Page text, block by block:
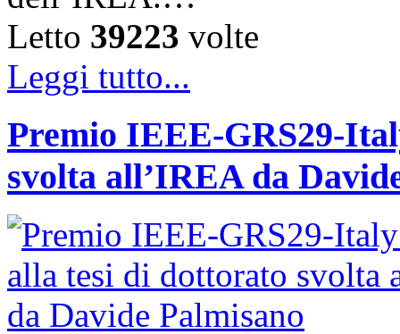
Letto 39223 volte
Leggi tutto...
Premio IEEE-GRS29-
svolta all’IREA da